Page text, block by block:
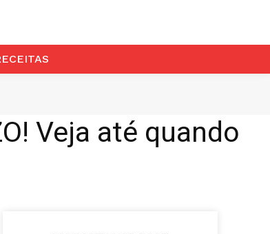
Veja até quando